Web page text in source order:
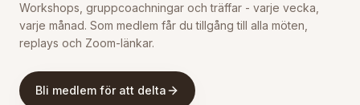
Workshops, gruppcoachningar och träffar - varje vecka,
varje månad. Som medlem får du tillgång till alla möten,
replays och Zoom-länkar.
Bli medlem för att delta